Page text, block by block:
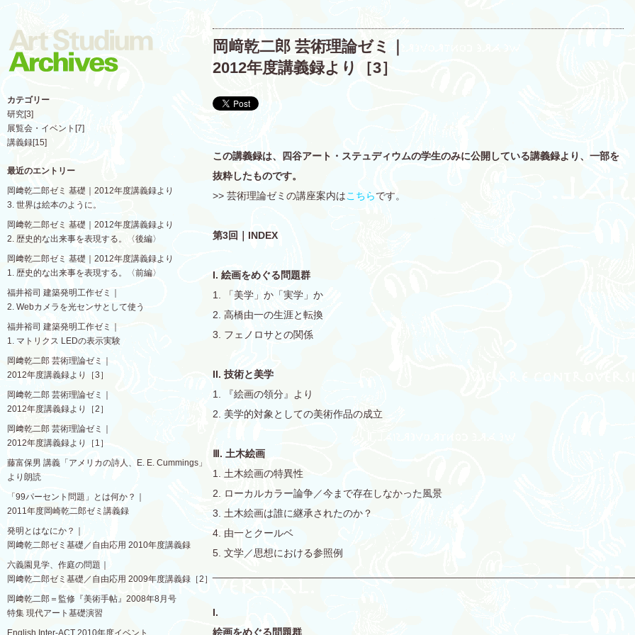
カテゴリー
研究[3]
展覧会・イベント [7]
講義録[15]
最近のエントリー
岡﨑乾二郎ゼミ 基礎｜2012年度講義録より
3. 世界は絵本のように。
岡﨑乾二郎ゼミ 基礎｜2012年度講義録より
2. 歴史的な出来事を表現する。〈後編〉
岡﨑乾二郎ゼミ 基礎｜2012年度講義録より
1. 歴史的な出来事を表現する。〈前編〉
福井裕司 建築発明工作ゼミ｜
2. Webカメラを光センサとして使う
福井裕司 建築発明工作ゼミ｜
1. マトリクス LEDの表示実験
岡﨑乾二郎 芸術理論ゼミ｜
2012年度講義録より［3］
岡﨑乾二郎 芸術理論ゼミ｜
2012年度講義録より［2］
岡﨑乾二郎 芸術理論ゼミ｜
2012年度講義録より［1］
藤富保男 講義「アメリカの詩人、E. E. Cummings」
より朗読
「99パーセント問題」とは何か？｜
2011年度岡崎乾二郎ゼミ講義録
発明とはなにか？｜
岡﨑乾二郎ゼミ基礎／自由応用 2010年度講義録
六義園見学、作庭の問題｜
岡﨑乾二郎ゼミ基礎／自由応用 2009年度講義録［2］
岡﨑乾二郎＝監修『美術手帖』2008年8月号
特集 現代アート基礎演習
English Inter-ACT 2010年度イベント
岡﨑乾二郎 芸術理論ゼミ｜
2012年度講義録より［3］
この講義録は、四谷アート・ステュディウムの学生のみに公開している講義録より、一部を
抜粋したものです。
>> 芸術理論ゼミの講座案内はこちらです。
第3回｜INDEX
I. 絵画をめぐる問題群
1. 「美学」か「実学」か
2. 高橋由一の生涯と転換
3. フェノロサとの関係
II. 技術と美学
1. 『絵画の領分』より
2. 美学的対象としての美術作品の成立
Ⅲ. 土木絵画
1. 土木絵画の特異性
2. ローカルカラー論争／今まで存在しなかった風景
3. 土木絵画は誰に継承されたのか？
4. 由一とクールベ
5. 文学／思想における参照例
I.
絵画をめぐる問題群